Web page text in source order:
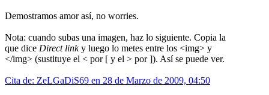
Demostramos amor así, no worries.
Nota: cuando subas una imagen, haz lo siguiente. Copia la
que dice Direct linky luego lo metes entre los <img> y
</img> (sustituye el < por [ y el > por ]). Así se puede ver.
Cita de: ZeLGaDiS69 en 28 de Marzo de 2009, 04:50